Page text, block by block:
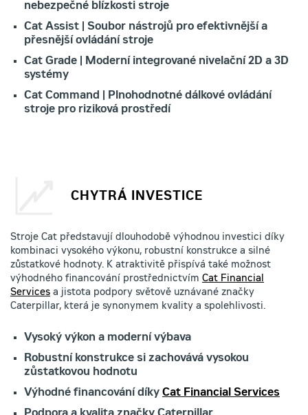
nebezpečné blízkosti stroje
Cat Assist | Soubor nástrojů pro efektivnější a
přesnější ovládání stroje
Cat Grade | Moderní integrované nivelační 2D a 3D
systémy
Cat Command | Plnohodnotné dálkové ovládání
stroje pro riziková prostředí
CHYTRÁ INVESTICE
Stroje Cat představují dlouhodobě výhodnou investici díky
kombinaci vysokého výkonu, robustní konstrukce a silné
zůstatkové hodnoty. K atraktivitě přispívá také možnost
výhodného financování prostřednictvím Cat Financial
Services a jistota podpory světově uznávané značky
Caterpillar, která je synonymem kvality a spolehlivosti.
Vysoký výkon a moderní výbava
Robustní konstrukce si zachovává vysokou
zůstatkovou hodnotu
Výhodné financování díky Cat Financial Services